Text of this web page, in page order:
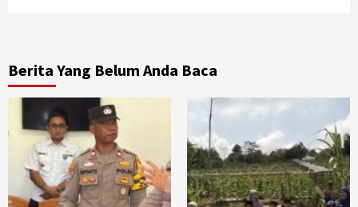
Berita Yang Belum Anda Baca